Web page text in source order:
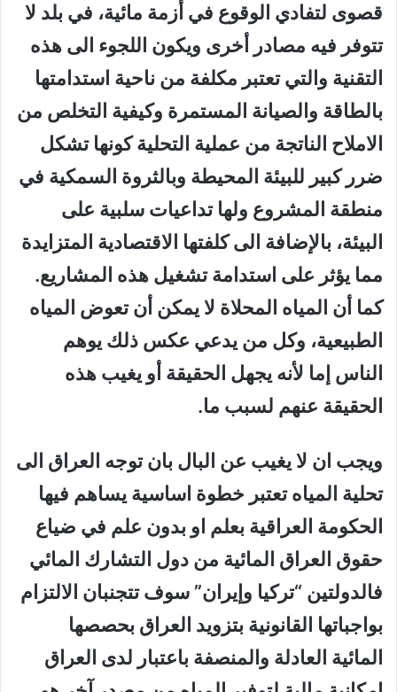
قصوى لتفادي الوقوع في أزمة مائية، في بلد لا
تتوفر فيه مصادر أخرى ويكون اللجوء الى هذه
التقنية والتي تعتبر مكلفة من ناحية استدامتها
بالطاقة والصيانة المستمرة وكيفية التخلص من
الاملاح الناتجة من عملية التحلية كونها تشكل
ضرر كبير للبيئة المحيطة وبالثروة السمكية في
منطقة المشروع ولها تداعيات سلبية على
البيئة، بالإضافة الى كلفتها الاقتصادية المتزايدة
مما يؤثر على استدامة تشغيل هذه المشاريع.
كما أن المياه المحلاة لا يمكن أن تعوض المياه
الطبيعية، وكل من يدعي عكس ذلك يوهم
الناس إما لأنه يجهل الحقيقة أو يغيب هذه
الحقيقة عنهم لسبب ما.
ويجب ان لا يغيب عن البال بان توجه العراق الى
تحلية المياه تعتبر خطوة اساسية يساهم فيها
الحكومة العراقية بعلم او بدون علم في ضياع
حقوق العراق المائية من دول التشارك المائي
فالدولتين “تركيا وإيران” سوف تتجنبان الالتزام
بواجباتها القانونية بتزويد العراق بحصصها
المائية العادلة والمنصفة باعتبار لدى العراق